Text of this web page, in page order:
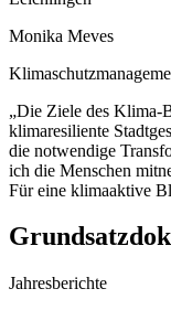
Monika Meves
„Die Ziele des Klima-
klimaresiliente
die notwendige
ich die Menschen
Für eine klimaaktive
Jahresberichte